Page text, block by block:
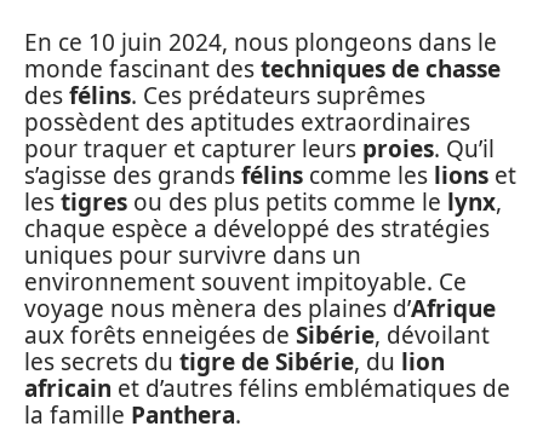
En ce 10 juin 2024, nous plongeons dans le
monde fascinant destechniques de chasse
desfélins. Ces prédateurs suprêmes
possèdent des aptitudes extraordinaires
pour traquer et capturer leurs proies. Qu’il
s’agisse des grandsfélins comme les lions et
lestigres ou des plus petits comme le lynx,
chaque espèce a développé des stratégies
uniques pour survivre dans un
environnement souvent impitoyable. Ce
voyage nous mènera des plaines d’Afrique
aux forêts enneigées de Sibérie, dévoilant
les secrets du tigre de Sibérie, du lion
africain et d’autres félins emblématiques de
la famille Panthera.